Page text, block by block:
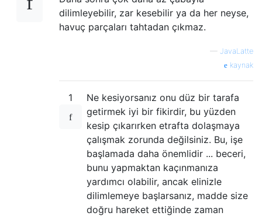
dilimleyebilir, zar kesebilir ya da her neyse,
havuç parçaları tahtadan çıkmaz.
— JavaLatte
kaynak
1
Ne kesiyorsanız onu düz bir tarafa
getirmek iyi bir fikirdir, bu yüzden
kesip çıkarırken etrafta dolaşmaya
çalışmak zorunda değilsiniz. Bu, işe
başlamada daha önemlidir ... beceri,
bunu yapmaktan kaçınmanıza
yardımcı olabilir, ancak elinizle
dilimlemeye başlarsanız, madde size
doğru hareket ettiğinde zaman